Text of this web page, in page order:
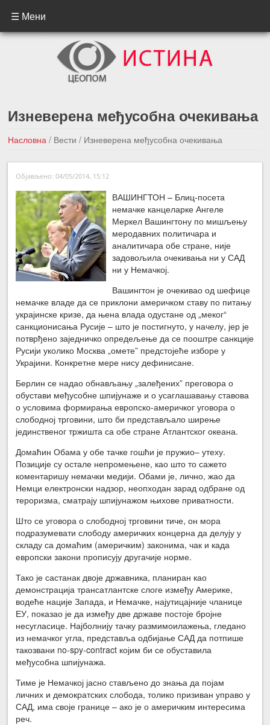
☰ Мени
Изневерена међусобна очекивања
Насловна / Вести/ Изневерена међусобна очекивања
←Претходна вест
Следећа вест →
Објављено: 04/05/2014, 15:12
ВАШИНГТОН – Блиц-посета
немачке канцеларке Ангеле
Меркел Вашингтону по мишљењу
меродавних политичара и
аналитичара обе стране, није
задовољила очекивања ни у САД
ни у Немачкој.
Вашингтон је очекивао од шефице
немачке владе да се приклони америчком ставу по питању
украјинске кризе, да њена влада одустане од „меког“
санкционисања Русије – што је постигнуто, у начелу, јер је
потврђено заједничко опредељење да се пооштре санкције
Русији уколико Москва „омете” предстојеће изборе у
Украјини. Конкретне мере нису дефинисане.
Берлин се надао обнављању „залеђених” преговора о
обустави међусобне шпијунаже и о усаглашавању ставова
о условима формирања европско-америчког уговора о
слободној трговини, што би представљало ширење
јединственог тржишта са обе стране Атлантског океана.
Домаћин Обама у обе тачке гошћи је пружио– утеху.
Позиције су остале непромењене, као што то сажето
коментаришу немачки медији. Обами је, лично, жао да
Немци електронски надзор, неопходан зарад одбране од
тероризма, сматрају шпијунажом њихове приватности.
Што се уговора о слободној трговини тиче, он мора
подразумевати слободу америчких концерна да делују у
складу са домаћим (америчким) законима, чак и када
европски закони прописују другачије норме.
Тако је састанак двоје државника, планиран као
демонстрација трансатлантске слоге између Америке,
водеће нације Запада, и Немачке, најутицајније чланице
ЕУ, показао је да између две државе постоје бројне
несугласице. Најболнију тачку размимоилажења, гледано
из немачког угла, представља одбијање САД да потпише
такозвани no-spy-contract којим би се обуставила
међусобна шпијунажа.
Тиме је Немачкој јасно стављено до знања да појам
личних и демократских слобода, толико призиван управо у
САД, има своје границе – ако је о америчким интересима
реч.